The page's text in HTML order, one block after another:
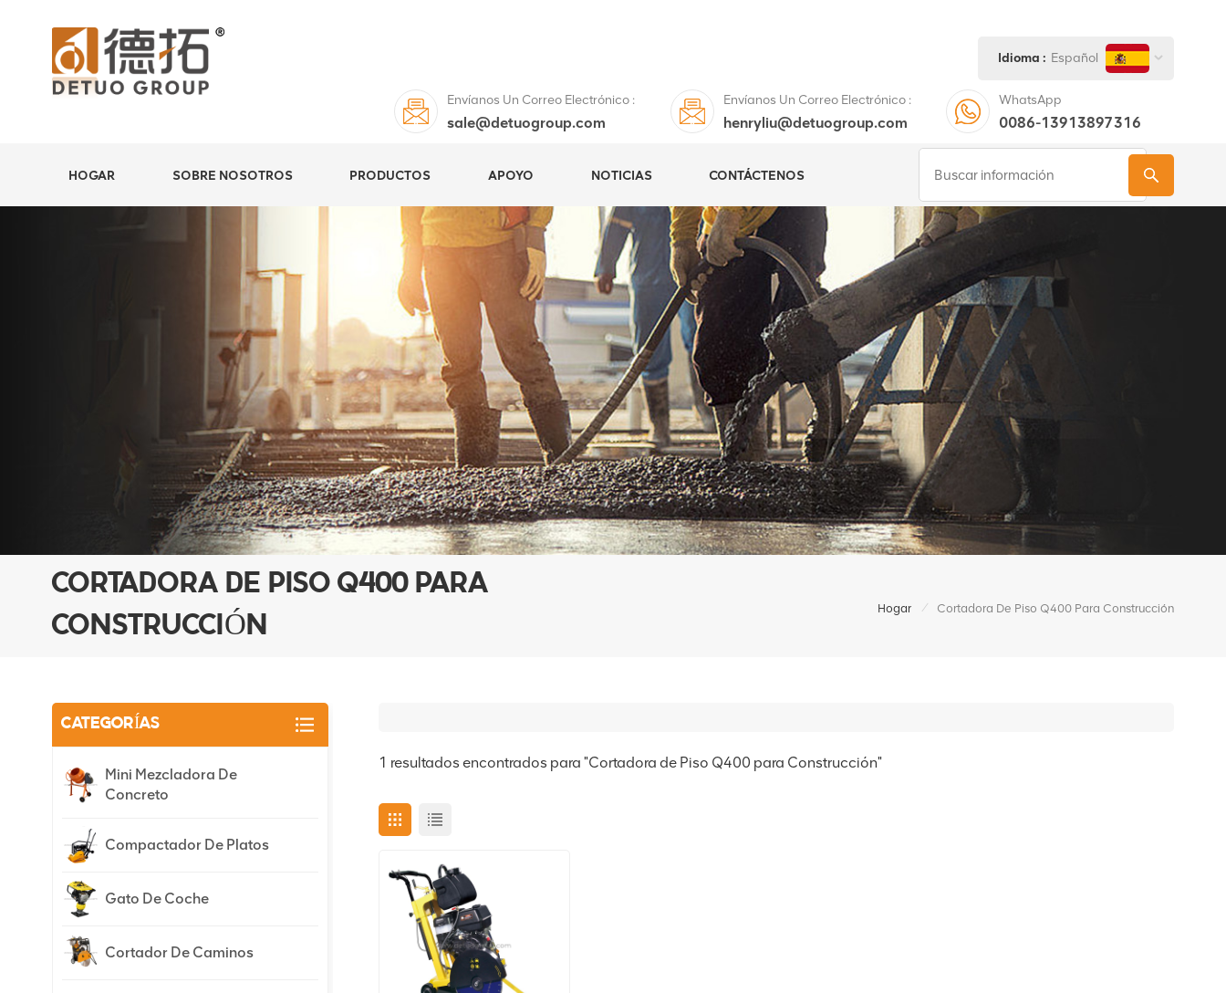
Idioma : Español
Envíanos Un Correo Electrónico :
sale@detuogroup.com
Envíanos Un Correo Electrónico :
henryliu@detuogroup.com
WhatsApp
0086-13913897316
HOGAR SOBRE NOSOTROS PRODUCTOS APOYO NOTICIAS CONTÁCTENOS
CORTADORA DE PISO Q400 PARA
CONSTRUCCIÓN
Hogar / Cortadora De Piso Q400 Para Construcción
1 resultados encontrados para "Cortadora de Piso Q400 para Construcción"
CATEGORÍAS
Mini Mezcladora De
Concreto
Compactador De Platos
Gato De Coche
Cortador De Caminos